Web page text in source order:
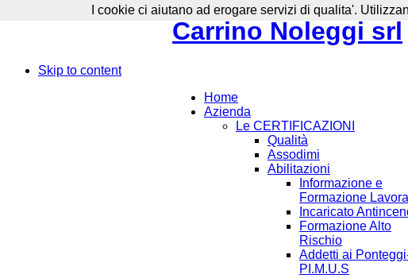
Carrino Noleggi srl
Skip to content
Home
Azienda
Le CERTIFICAZIONI
Qualità
Assodimi
Abilitazioni
Informazione e
Formazione
Incaricato
Formazione Alto
Rischio
Addetti ai
PI.M.U.S
I cookie ci aiutano ad erogare servizi di qualita'.